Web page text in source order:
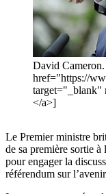
David
href="https://
target="_blank"
</a>]
Le Premier ministre
de sa première sortie
pour engager la
référendum sur